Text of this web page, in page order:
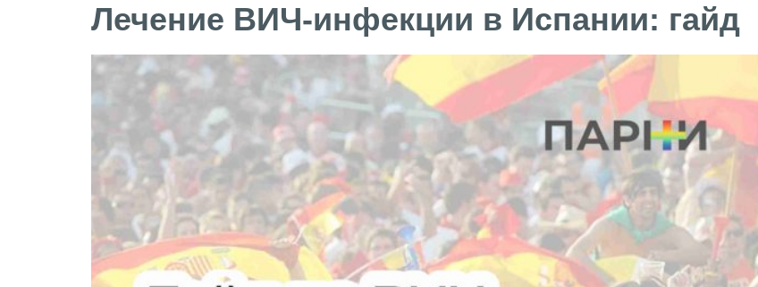
Лечение ВИЧ-инфекции в Испании: гайд